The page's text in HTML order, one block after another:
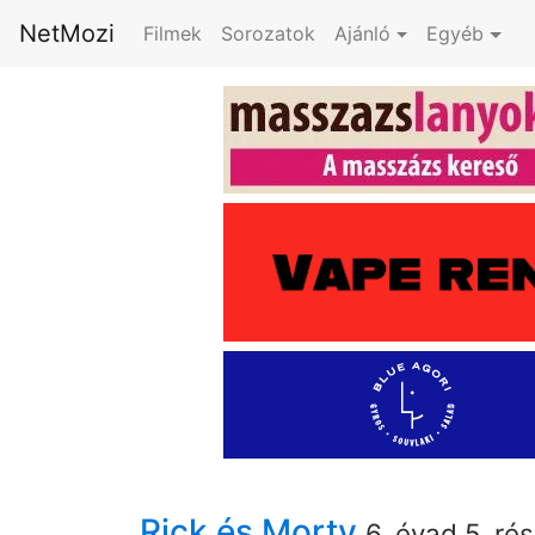
NetMozi Filmek Sorozatok Ajánló Egyéb